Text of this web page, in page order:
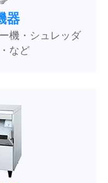
器
機・シュレッダ
など